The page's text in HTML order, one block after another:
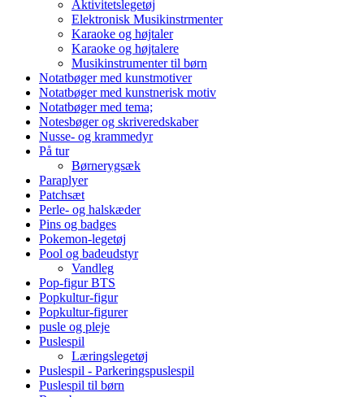
Aktivitetslegetøj
Elektronisk Musikinstrmenter
Karaoke og højtaler
Karaoke og højtalere
Musikinstrumenter til børn
Notatbøger med kunstmotiver
Notatbøger med kunstnerisk motiv
Notatbøger med tema;
Notesbøger og skriveredskaber
Nusse- og krammedyr
På tur
Børnerygsæk
Paraplyer
Patchsæt
Perle- og halskæder
Pins og badges
Pokemon-legetøj
Pool og badeudstyr
Vandleg
Pop-figur BTS
Popkultur-figur
Popkultur-figurer
pusle og pleje
Puslespil
Læringslegetøj
Puslespil - Parkeringspuslespil
Puslespil til børn